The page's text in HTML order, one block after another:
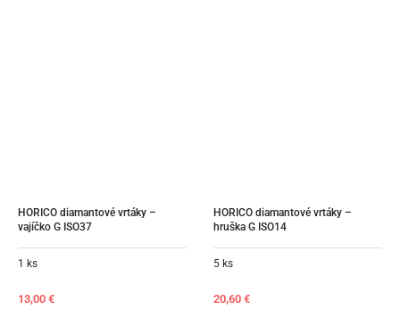
HORICO diamantové vrtáky –
vajíčko G ISO37
1 ks
13,00 €
HORICO diamantové vrtáky –
hruška G ISO14
5 ks
20,60 €